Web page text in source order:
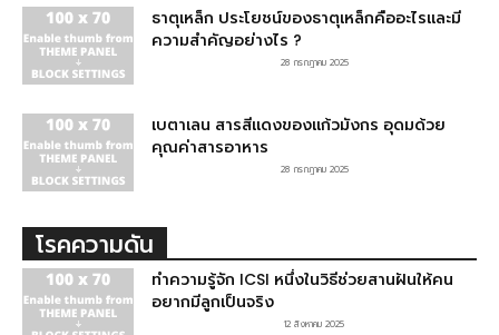
ธาตุเหล็ก ประโยชน์ของธาตุเหล็กคืออะไรและมี
ความสำคัญอย่างไร ?
28 กรกฎาคม 2025
เบตาเลน สารสีแดงของแก้วมังกร อุดมด้วย
คุณค่าสารอาหาร
28 กรกฎาคม 2025
โรคความดัน
ทำความรู้จัก ICSI หนึ่งในวิธีช่วยสานฝันให้คน
อยากมีลูกเป็นจริง
12 สิงหาคม 2025